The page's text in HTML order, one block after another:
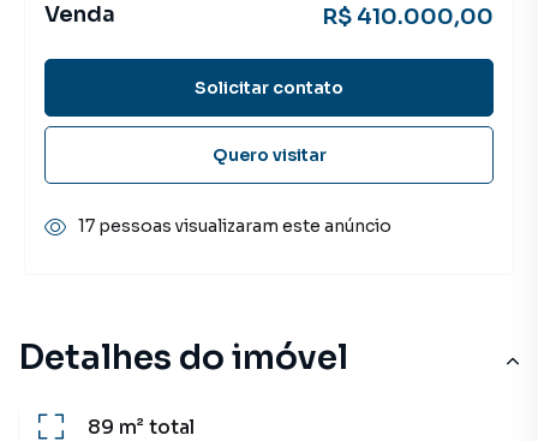
Detalhes do imóvel
89 m²total
Venda R$ 410.000,00
Solicitar contato
Quero visitar
17 pessoas visualizaram este anúncio